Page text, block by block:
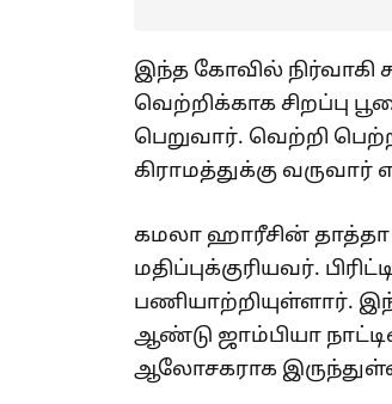
இந்த கோவில் நிர்வாகி
வெற்றிக்காக சிறப்பு
பெறுவார். வெற்றி
கிராமத்துக்கு வருவார்
கமலா ஹாரீசின் தாத்தா
மதிப்புக்குரியவர்.
பணியாற்றியுள்ளார்.
ஆண்டு ஜாம்பியா
ஆலோசகராக